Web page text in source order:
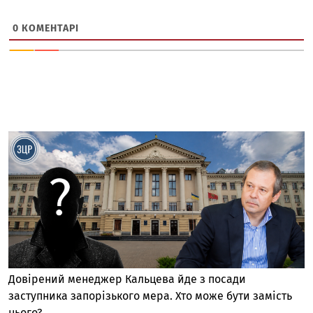
0 КОМЕНТАРІ
Довірений менеджер Кальцева йде з посади
заступника запорізького мера. Хто може бути замість